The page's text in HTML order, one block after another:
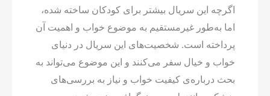
اگرچه این سریال بیشتر برای کودکان ساخته شده،
اما به‌طور غیرمستقیم به موضوع خواب و اهمیت آن
پرداخته است. شخصیت‌های این سریال در دنیای
خواب و خیال سفر می‌کنند و این موضوع می‌تواند به
بحث درباره‌ی کیفیت خواب و نیاز به بررسی‌های